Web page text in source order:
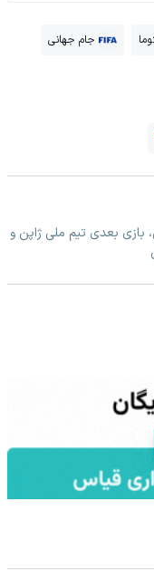
جام جهانی
بازی بعدی تیم ملی ژاپن و